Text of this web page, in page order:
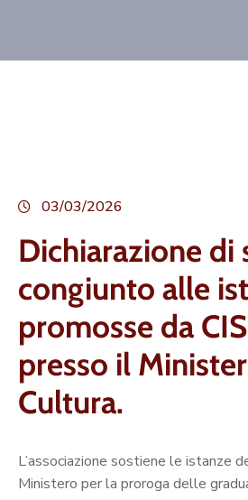
03/03/2026
Dichiarazione di
congiunto alle
promosse da
presso il
Cultura.
L’associazione sostiene le istanze
Ministero per la proroga delle